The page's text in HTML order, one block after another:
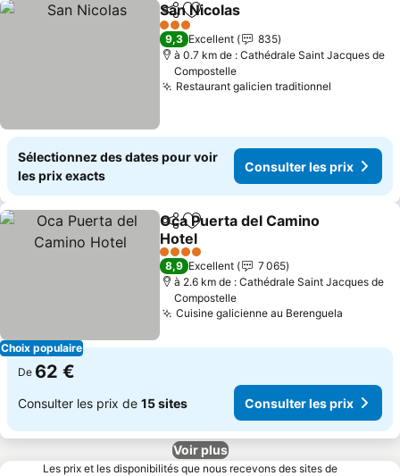
PartagerAjouter à mes favoris
San Nicolas
3 Étoiles
9,3 Excellent
835
à 0.7 km de : Cathédrale Saint Jacques de
Compostelle
Restaurant galicien traditionnel
Sélectionnez des dates pour voir
les prix exacts
Consulter les prix
Choix populaire
PartagerAjouter à mes favoris
Oca Puerta del Camino
Hotel
4 Étoiles
8,9 Excellent
7 065
à 2.6 km de : Cathédrale Saint Jacques de
Compostelle
Cuisine galicienne au Berenguela
De 62 €
Consulter les prix de 15 sites Consulter les prix
Voir plus
Les prix et les disponibilités que nous recevons des sites de